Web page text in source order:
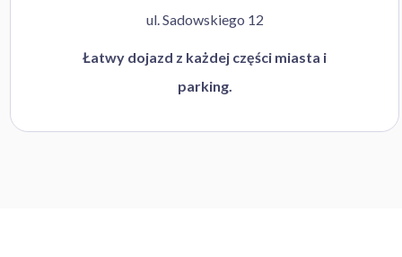
ul. Sadowskiego 12
Łatwy dojazd z każdej części miasta i
parking.